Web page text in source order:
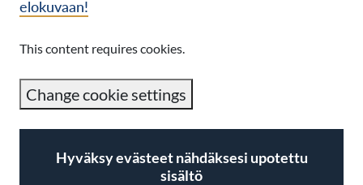
elokuvaan!
This content requires cookies.
Change cookie settings
Hyväksy evästeet nähdäksesi upotettu
sisältö